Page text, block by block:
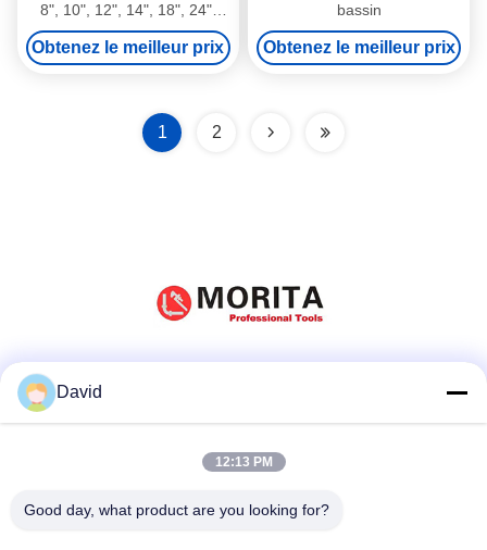
8", 10", 12", 14", 18", 24",
36", 48" l'alliage d'aluminium,
Cr-Vsteel maintiennent
fermement le tuyau pour
Obtenez le meilleur prix
bassin
Obtenez le meilleur prix
1 2
David
12:13 PM
Good day, what product are you looking for?